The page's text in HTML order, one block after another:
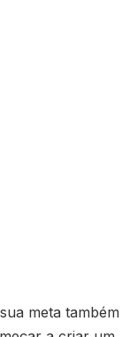
meta também